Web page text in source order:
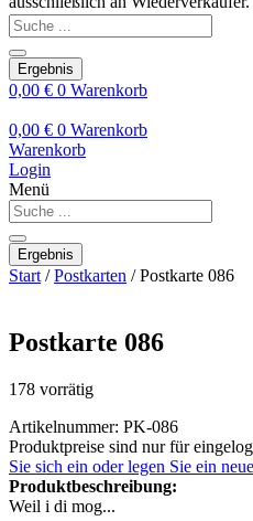
Search
...
Ergebnis
0,00 € 0 Warenkorb
0,00 € 0 Warenkorb
Warenkorb
Login
Menü
Search
...
Ergebnis
Start /Postkarten / Postkarte 086
Postkarte 086
178 vorrätig
Artikelnummer: PK-086
Produktpreise sind nur für
Sie sich ein oder legen Sie ein
Produktbeschreibung:
Weil i di mog...